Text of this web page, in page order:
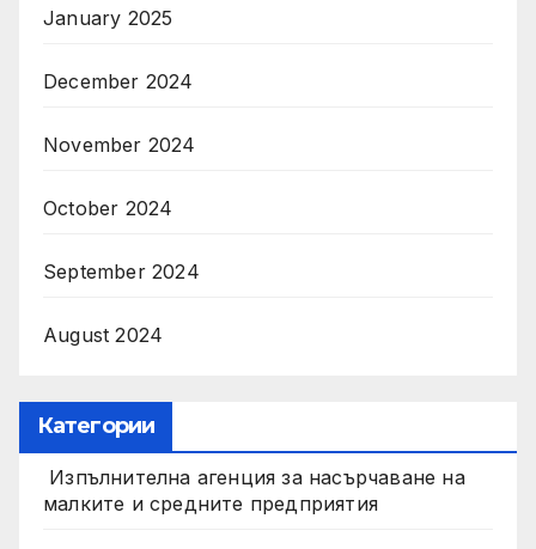
January 2025
December 2024
November 2024
October 2024
September 2024
August 2024
Категории
Изпълнителна агенция за насърчаване на
малките и средните предприятия